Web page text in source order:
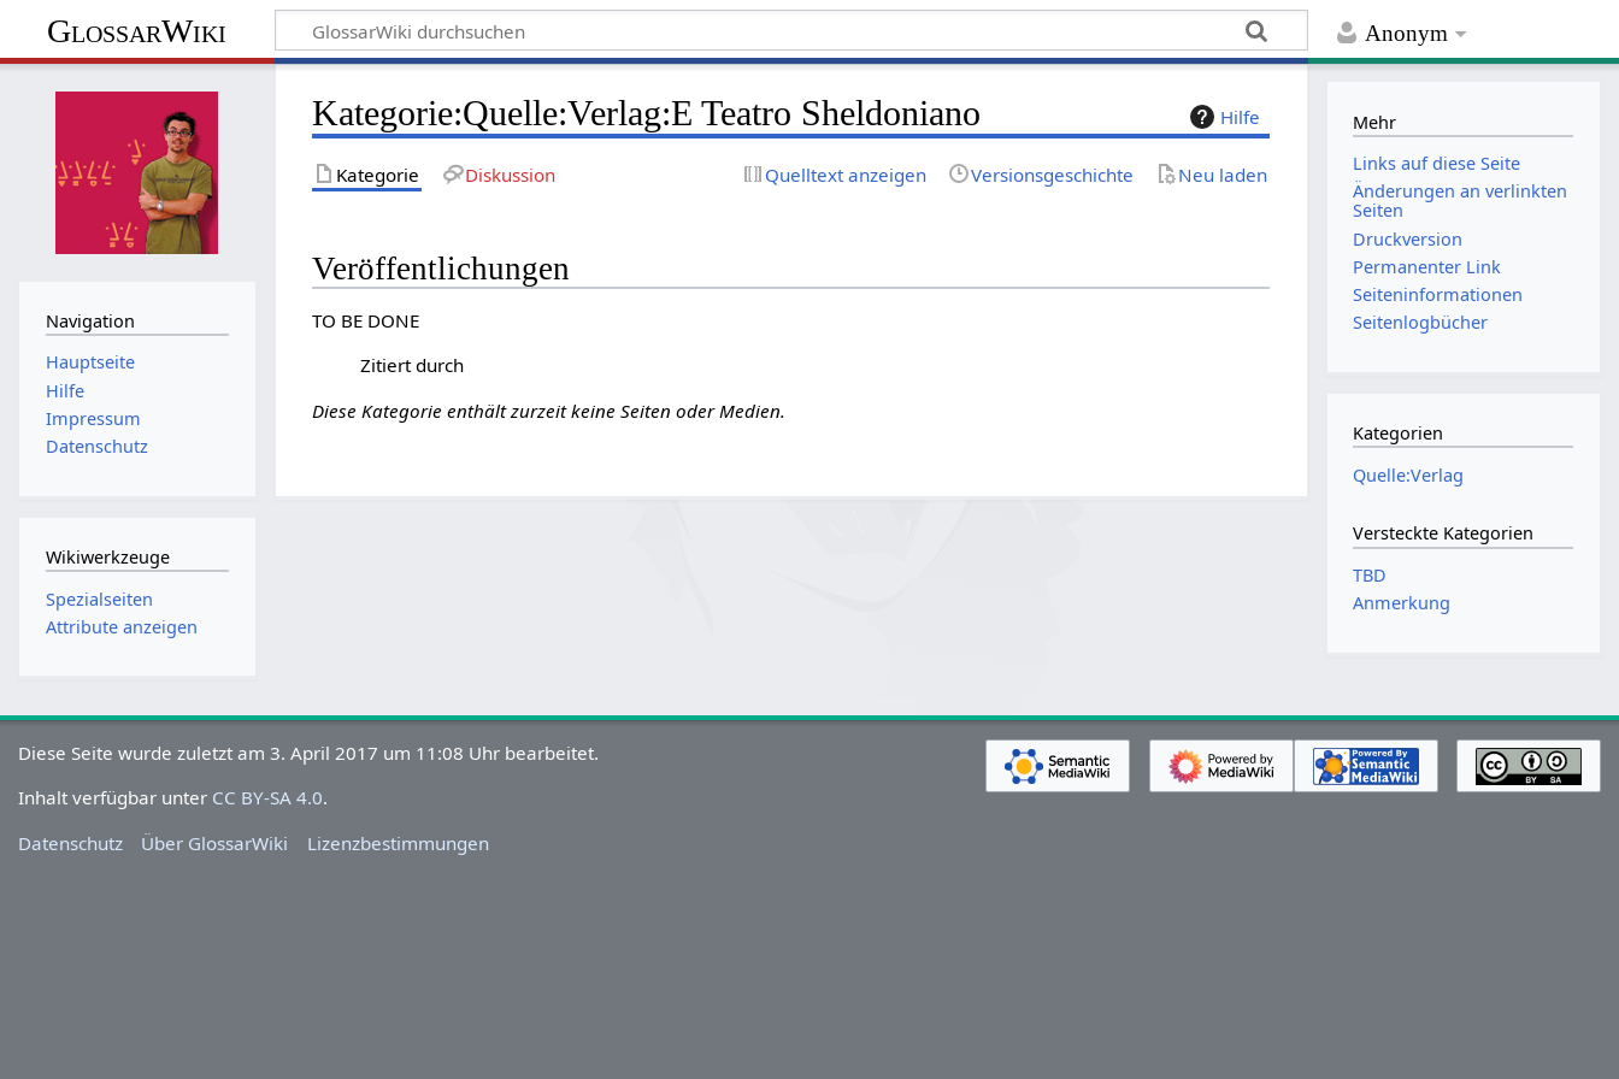
Anonym
GlossarWiki
Hilfe
Kategorie:Quelle:Verlag:E Teatro Sheldoniano
Kategorie Diskussion Quelltext anzeigen Versionsgeschichte Neu laden
Veröffentlichungen
TO BE DONE
Zitiert durch
Diese Kategorie enthält zurzeit keine Seiten oder Medien.
Navigation
Hauptseite
Hilfe
Impressum
Datenschutz
Wikiwerkzeuge
Spezialseiten
Attribute anzeigen
Mehr
Links auf diese Seite
Änderungen an verlinkten
Seiten
Druckversion
Permanenter Link
Seiten­­informationen
Seitenlogbücher
Kategorien
Quelle:Verlag
Versteckte Kategorien
TBD
Anmerkung
Diese Seite wurde zuletzt am 3. April 2017 um 11:08 Uhr bearbeitet.
Inhalt verfügbar unter CC BY-SA 4.0.
Datenschutz
Über GlossarWiki Lizenzbestimmungen